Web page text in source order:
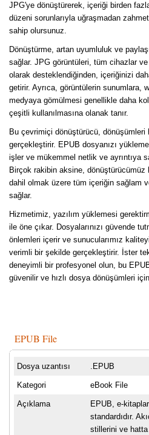
JPG'ye dönüştürerek, içeriği birden
düzeni sorunlarıyla uğraşmadan
sahip olursunuz.
Dönüştürme, artan uyumluluk ve
sağlar. JPG görüntüleri, tüm cihazlar
olarak desteklendiğinden, içeriğinizi
getirir. Ayrıca, görüntülerin sunumlara,
medyaya gömülmesi genellikle daha
çeşitli kullanılmasına olanak tanır.
Bu çevrimiçi dönüştürücü, dönüşümleri
gerçekleştirir. EPUB dosyanızı
işler ve mükemmel netlik ve ayrıntıya
Birçok rakibin aksine, dönüştürücümüz
dahil olmak üzere tüm içeriğin sağlam
sağlar.
Hizmetimiz, yazılım yüklemesi
ile öne çıkar. Dosyalarınızı güvende
önlemleri içerir ve sunucularımız
verimli bir şekilde gerçekleştirir. İster
deneyimli bir profesyonel olun, bu
güvenilir ve hızlı dosya dönüşümleri
EPUB File
Dosya uzantısı .EPUB
Kategori eBook File
Açıklama
EPUB, e-
standardıdır.
stillerini ve